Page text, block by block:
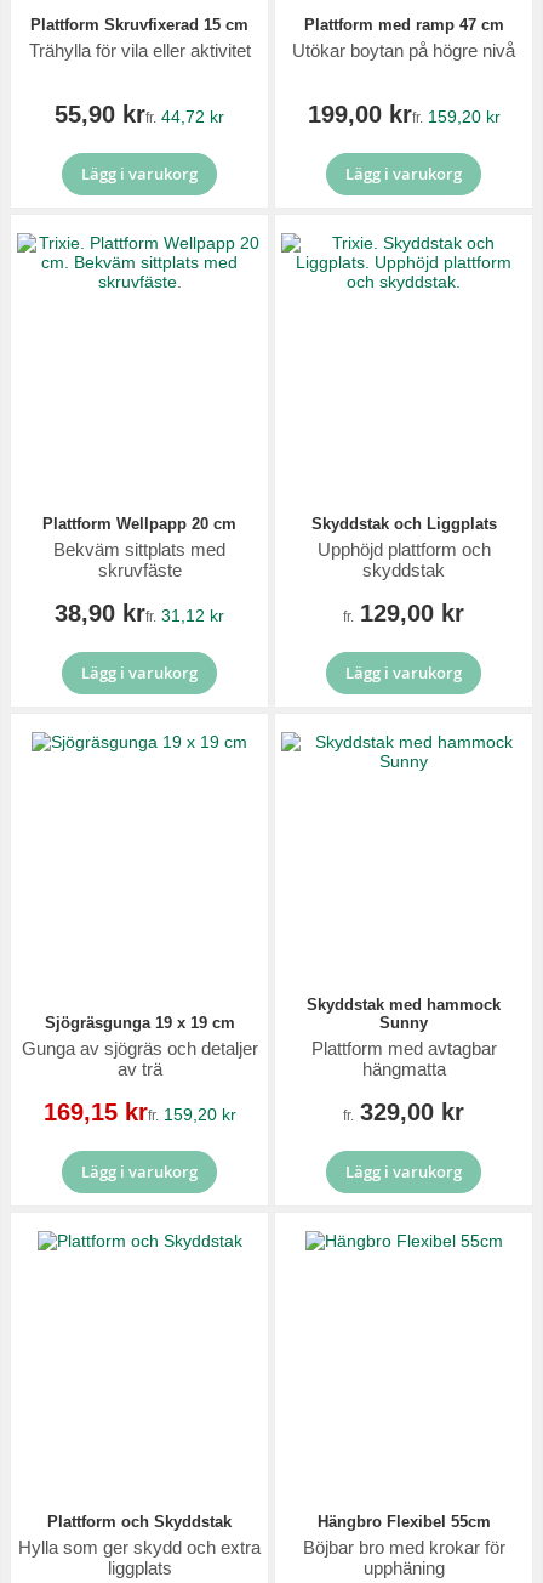
Plattform Skruvfixerad 15 cm
Trähylla för vila eller aktivitet
55,90 krfr. 44,72 kr
Lägg i varukorg
Plattform med ramp 47 cm
Utökar boytan på högre nivå
199,00 krfr. 159,20 kr
Lägg i varukorg
Plattform Wellpapp 20 cm
Bekväm sittplats med
skruvfäste
38,90 krfr. 31,12 kr
Lägg i varukorg
Skyddstak och Liggplats
Upphöjd plattform och
skyddstak
fr. 129,00 kr
Lägg i varukorg
Sjögräsgunga 19 x 19 cm
Gunga av sjögräs och detaljer
av trä
Reapris
169,15 krfr. 159,20 kr
Lägg i varukorg
Skyddstak med hammock
Sunny
Plattform med avtagbar
hängmatta
fr. 329,00 kr
Lägg i varukorg
Plattform och Skyddstak
Hylla som ger skydd och extra
liggplats
Hängbro Flexibel 55cm
Böjbar bro med krokar för
upphäning